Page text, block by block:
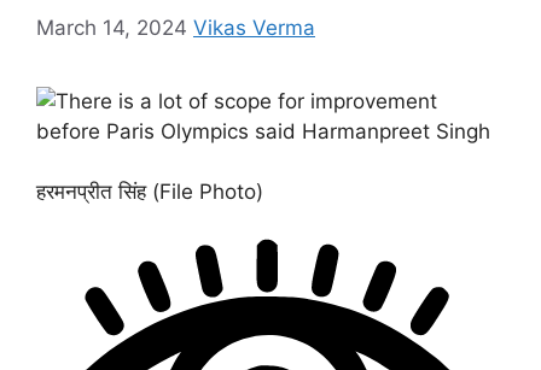
March 14, 2024 Vikas Verma
हरमनप्रीत सिंह (File Photo)